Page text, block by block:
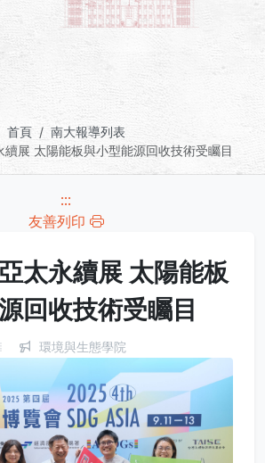
首頁
南大報導列表
續展 太陽能板與小型能源回收技術受矚目
:::
友善列印
太永續展 太陽能板
回收技術受矚目
環境與生態學院